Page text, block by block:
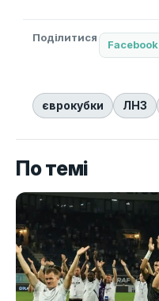
Поділитися
Facebook
єврокубки ЛНЗ
По темі